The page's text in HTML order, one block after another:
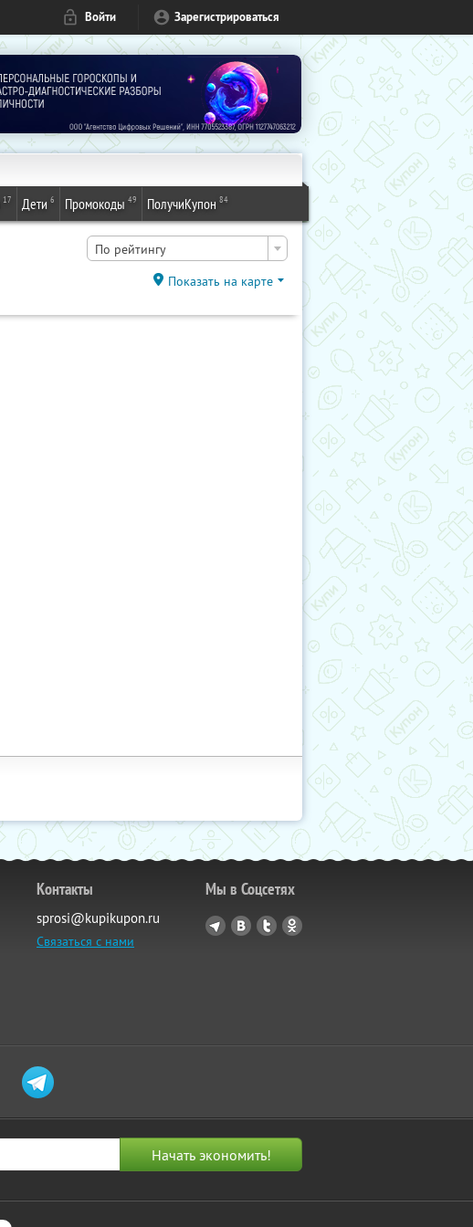
Войти Зарегистрироваться
17 Дети 6 Промокоды 49 ПолучиКупон 84
По рейтингу
Показать на карте
Контакты
sprosi@kupikupon.ru
Связаться с нами
Мы в Соцсетях